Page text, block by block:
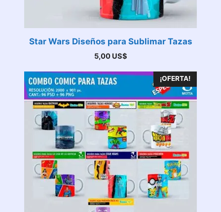
Star Wars Diseños para Sublimar Tazas
5,00 US$
¡OFERTA!